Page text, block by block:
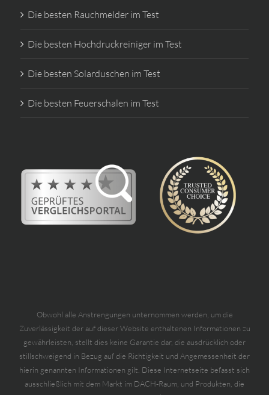
Die besten Rauchmelder im Test
Die besten Hochdruckreiniger im Test
Die besten Solarduschen im Test
Die besten Feuerschalen im Test
Obwohl alle Anstrengungen unternommen werden, um die
Zuverlässigkeit der auf dieser Website enthaltenen Informationen zu
gewährleisten, stellt dies keine Garantie dar, die ausdrücklich oder
stillschweigend in Bezug auf die Richtigkeit und Angemessenheit der
hierin genannten Informationen gilt. Diese Internetseite befasst sich
ausschließlich mit dem Markt im DACH-Raum, und Produkten, die